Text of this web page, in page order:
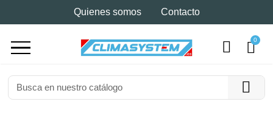
Quienes somos Contacto